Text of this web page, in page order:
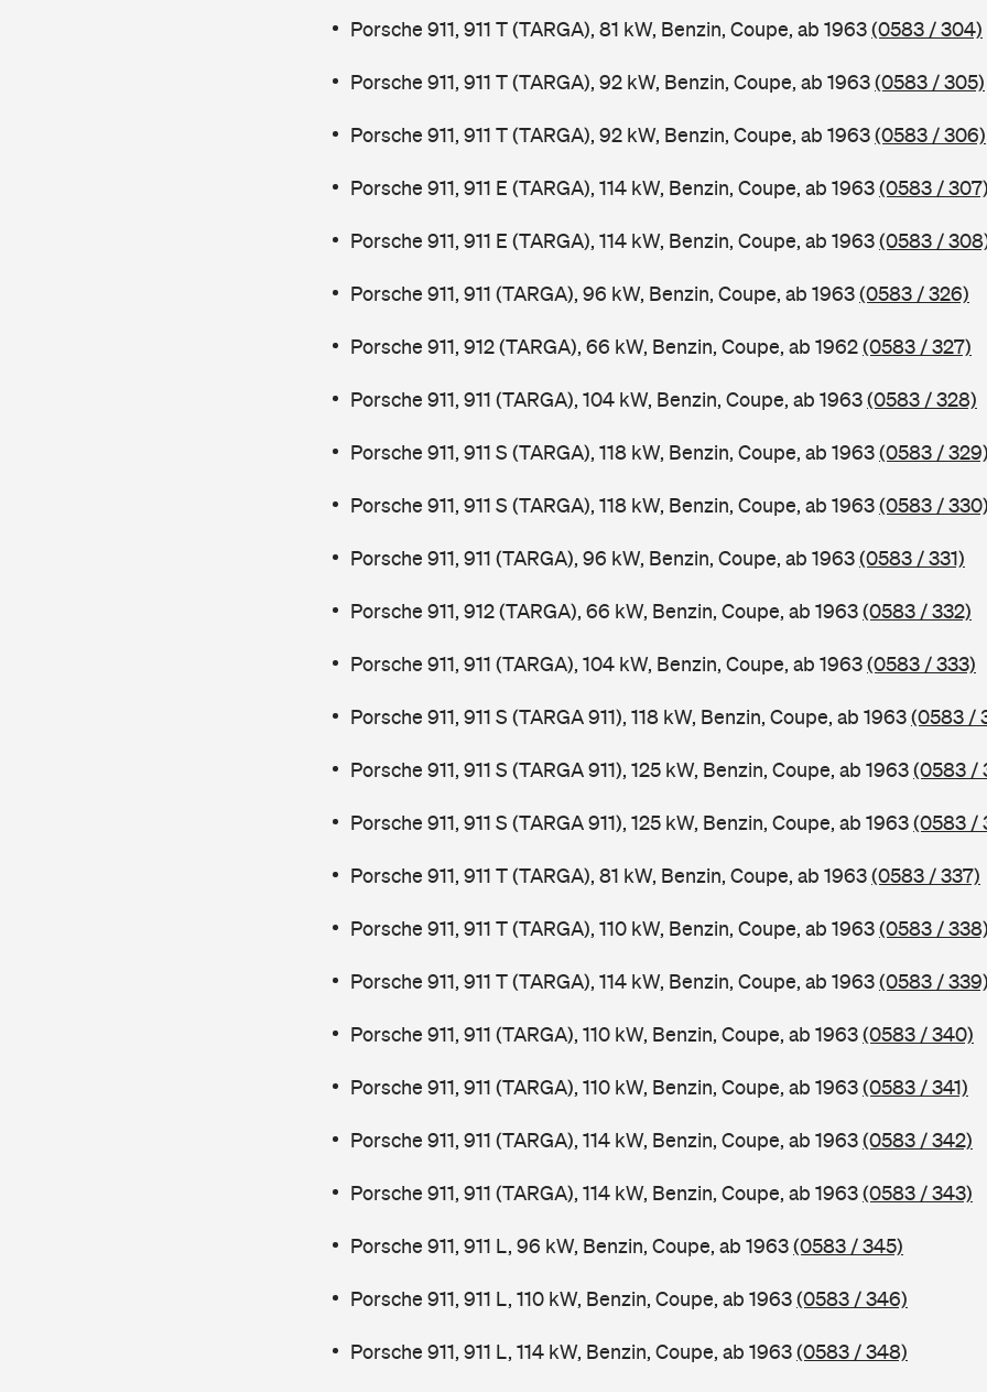
Porsche 911, 911 T (TARGA), 81 kW, Benzin, Coupe, ab 1963(0583 / 304)
Porsche 911, 911 T (TARGA), 92 kW, Benzin, Coupe, ab 1963(0583 / 305)
Porsche 911, 911 T (TARGA), 92 kW, Benzin, Coupe, ab 1963(0583 / 306)
Porsche 911, 911 E (TARGA), 114 kW, Benzin, Coupe, ab 1963(0583 / 307)
Porsche 911, 911 E (TARGA), 114 kW, Benzin, Coupe, ab 1963(0583 /
Porsche 911, 911 (TARGA), 96 kW, Benzin, Coupe, ab 1963(0583 / 326)
Porsche 911, 912 (TARGA), 66 kW, Benzin, Coupe, ab 1962(0583 / 327)
Porsche 911, 911 (TARGA), 104 kW, Benzin, Coupe, ab 1963(0583 / 328)
Porsche 911, 911 S (TARGA), 118 kW, Benzin, Coupe, ab 1963(0583 / 329)
Porsche 911, 911 S (TARGA), 118 kW, Benzin, Coupe, ab 1963(0583 / 330)
Porsche 911, 911 (TARGA), 96 kW, Benzin, Coupe, ab 1963(0583 / 331)
Porsche 911, 912 (TARGA), 66 kW, Benzin, Coupe, ab 1963(0583 / 332)
Porsche 911, 911 (TARGA), 104 kW, Benzin, Coupe, ab 1963(0583 / 333)
Porsche 911, 911 S (TARGA 911), 118 kW, Benzin, Coupe, ab 1963(0583 /
Porsche 911, 911 S (TARGA 911), 125 kW, Benzin, Coupe, ab 1963(0583 /
Porsche 911, 911 S (TARGA 911), 125 kW, Benzin, Coupe, ab 1963(0583 /
Porsche 911, 911 T (TARGA), 81 kW, Benzin, Coupe, ab 1963(0583 / 337)
Porsche 911, 911 T (TARGA), 110 kW, Benzin, Coupe, ab 1963(0583 / 338)
Porsche 911, 911 T (TARGA), 114 kW, Benzin, Coupe, ab 1963(0583 / 339)
Porsche 911, 911 (TARGA), 110 kW, Benzin, Coupe, ab 1963(0583 / 340)
Porsche 911, 911 (TARGA), 110 kW, Benzin, Coupe, ab 1963(0583 / 341)
Porsche 911, 911 (TARGA), 114 kW, Benzin, Coupe, ab 1963(0583 / 342)
Porsche 911, 911 (TARGA), 114 kW, Benzin, Coupe, ab 1963(0583 / 343)
Porsche 911, 911 L, 96 kW, Benzin, Coupe, ab 1963(0583 / 345)
Porsche 911, 911 L, 110 kW, Benzin, Coupe, ab 1963(0583 / 346)
Porsche 911, 911 L, 114 kW, Benzin, Coupe, ab 1963(0583 / 348)